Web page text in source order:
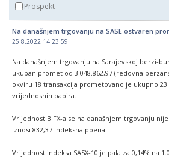
Prospekt
Na današnjem trgovanju na SASE ostvaren
25.8.2022 14:23:59
Na današnjem trgovanju na Sarajevskoj berzi-
ukupan promet od 3.048.862,97 (redovna
okviru 18 transakcija prometovano je ukupno
vrijednosnih papira.
Vrijednost BIFX-a se na današnjem trgovanju
iznosi 832,37 indeksna poena.
Vrijednost indeksa SASX-10 je pala za 0,14% na